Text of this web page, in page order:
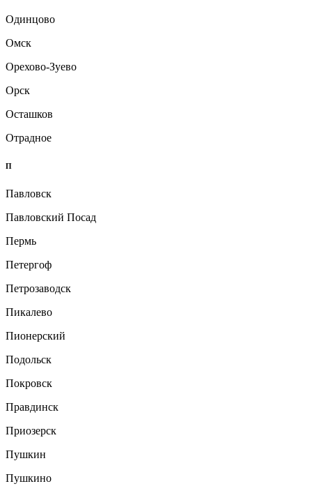
Одинцово
Омск
Орехово-Зуево
Орск
Осташков
Отрадное
П
Павловск
Павловский Посад
Пермь
Петергоф
Петрозаводск
Пикалево
Пионерский
Подольск
Покровск
Правдинск
Приозерск
Пушкин
Пушкино